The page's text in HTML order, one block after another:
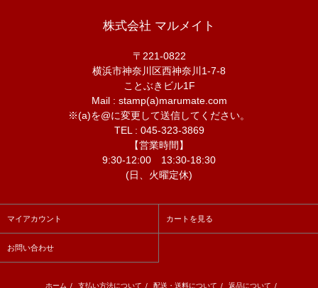
株式会社 マルメイト
〒221-0822
横浜市神奈川区西神奈川1-7-8
ことぶきビル1F
Mail : stamp(a)marumate.com
※(a)を@に変更して送信してください。
TEL : 045-323-3869
【営業時間】
9:30-12:00 13:30-18:30
(日、火曜定休)
マイアカウント カートを見る
お問い合わせ
ホーム / 支払い方法について / 配送・送料について / 返品について /